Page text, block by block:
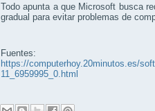
Todo apunta a que Microsoft busca
gradual para evitar problemas de
Fuentes:
https://computerhoy.20minutos.es/
11_6959995_0.html